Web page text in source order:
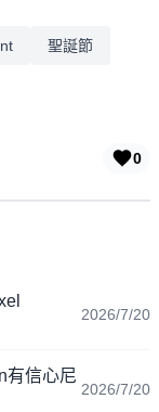
聖誕節
0
2026/7/20
有信心尼
2026/7/20